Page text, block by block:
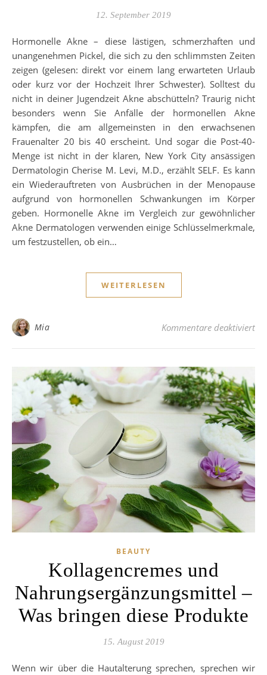
12. September 2019
Hormonelle Akne – diese lästigen, schmerzhaften und
unangenehmen Pickel, die sich zu den schlimmsten Zeiten
zeigen (gelesen: direkt vor einem lang erwarteten Urlaub
oder kurz vor der Hochzeit Ihrer Schwester). Solltest du
nicht in deiner Jugendzeit Akne abschütteln? Traurig nicht
besonders wenn Sie Anfälle der hormonellen Akne
kämpfen, die am allgemeinsten in den erwachsenen
Frauenalter 20 bis 40 erscheint. Und sogar die Post-40-
Menge ist nicht in der klaren, New York City ansässigen
Dermatologin Cherise M. Levi, M.D., erzählt SELF. Es kann
ein Wiederauftreten von Ausbrüchen in der Menopause
aufgrund von hormonellen Schwankungen im Körper
geben. Hormonelle Akne im Vergleich zur gewöhnlicher
Akne Dermatologen verwenden einige Schlüsselmerkmale,
um festzustellen, ob ein…
WEITERLESEN
Mia Kommentare deaktiviertfür
BEAUTY
Kollagencremes und
Nahrungsergänzungsmittel –
Was bringen diese Produkte
15. August 2019
Wenn wir über die Hautalterung sprechen, sprechen wir